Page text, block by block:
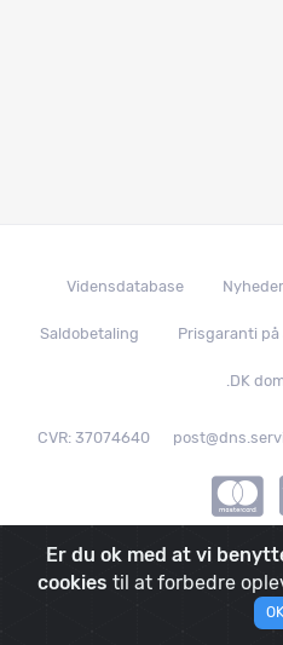
Vidensdatabase
Saldobetaling Prisgaranti
.DK
CVR: 37074640
© 2019 - 2026 | DNS.services |
And it's powered by
Er du ok med at vi
cookies til at forbedre